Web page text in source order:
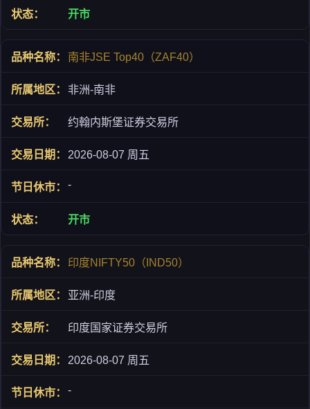
开市
南非JSE Top40（ZAF40）
非洲-南非
约翰内斯堡证券交易所
2026-08-07 周五
-
开市
印度NIFTY50（IND50）
亚洲-印度
印度国家证券交易所
2026-08-07 周五
-